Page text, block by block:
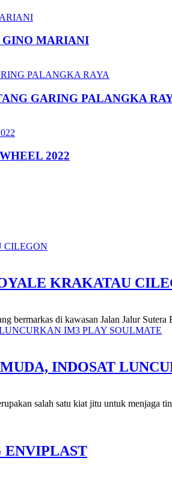
GINO MARIANI
GARING PALANGKA
2022
KRAKATAU
bermarkas di kawasan Jalan Jalur Sutera
INDOSAT
salah satu kiat jitu untuk menjaga
ENVIPLAST